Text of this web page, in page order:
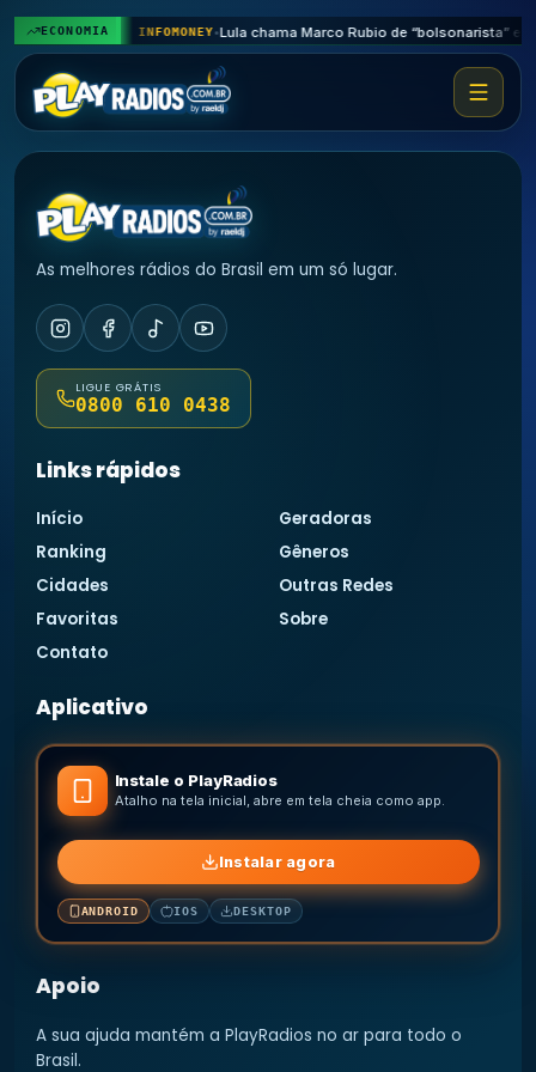
ECONOMIA
EUA reduzem cota de açúcar do Brasil e condicionam reversão a acordo comercial 1h INFOMONEY•
As melhores rádios do Brasil em um só lugar.
LIGUE GRÁTIS
0800 610 0438
Links rápidos
Início
Geradoras
Ranking
Gêneros
Cidades
Outras Redes
Favoritas
Sobre
Contato
Aplicativo
Instale o PlayRadios
Atalho na tela inicial, abre em tela cheia como app.
Instalar agora
ANDROID IOS DESKTOP
Apoio
A sua ajuda mantém a PlayRadios no ar para todo o
Brasil.